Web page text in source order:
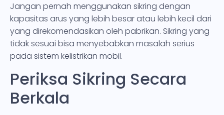
Jangan pernah menggunakan sikring dengan
kapasitas arus yang lebih besar atau lebih kecil dari
yang direkomendasikan oleh pabrikan. Sikring yang
tidak sesuai bisa menyebabkan masalah serius
pada sistem kelistrikan mobil.
Periksa Sikring Secara
Berkala